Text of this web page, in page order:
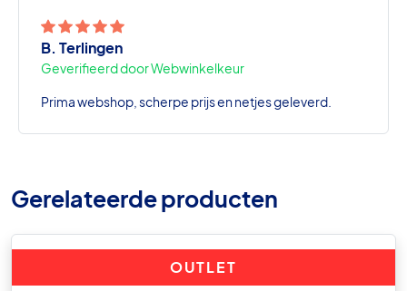
B. Terlingen
Geverifieerd door Webwinkelkeur
Prima webshop, scherpe prijs en netjes geleverd.
Gerelateerde producten
OUTLET